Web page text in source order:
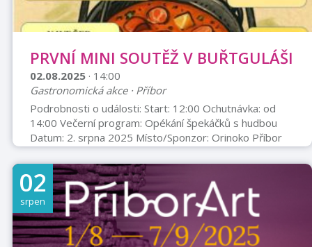
PRVNÍ MINI SOUTĚŽ V BUŘTGULÁŠI
02.08.2025 · 14:00
Gastronomická akce · Příbor
Podrobnosti o události: Start: 12:00 Ochutnávka: od
14:00 Večerní program: Opékání špekáčků s hudbou
Datum: 2. srpna 2025 Místo/Sponzor: Orinoko Příbor
Vstupné a ochutnávka: Vstupné: Dobrovolné Cena
degustační porce: Symbolických 25 Kč Informace pro
soutěžící týmy: Registrace: Do 26. července 2025
Kontakt pro registraci: Paní Skřivánková, tel. 731 442
724 Počet týmů: 5 týmů (2-4 lidé na tým) Vybavení pro
týmy: Každý tým bude mít k dispozici veškeré vybavení
...
02
srpen